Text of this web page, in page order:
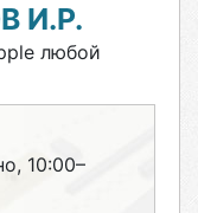
И.Р.
любой
10:00–